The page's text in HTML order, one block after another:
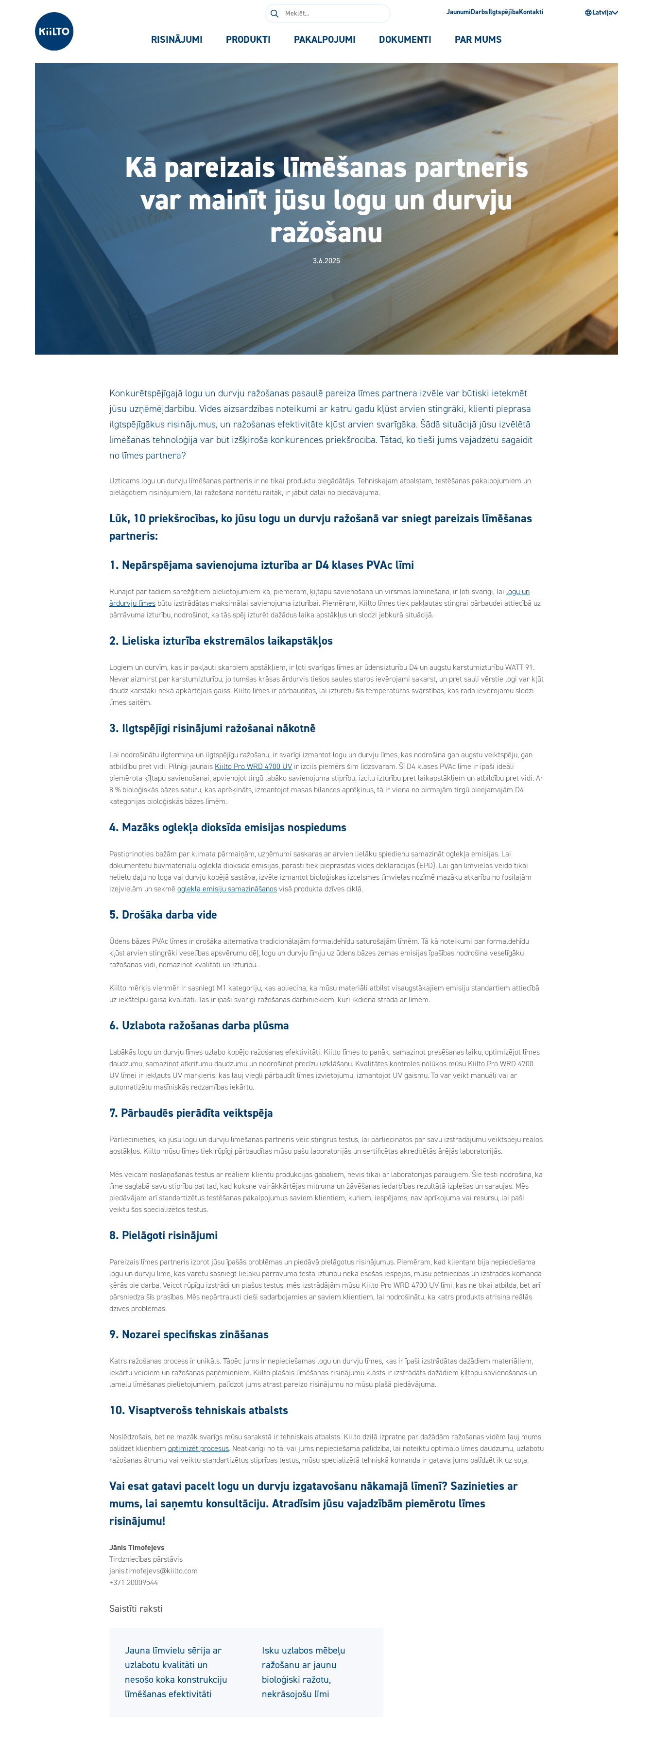
Kiilto Latvija Meklēt: JaunumiDarbsIlgtspējībaKontakti Latvija
RISINĀJUMI PRODUKTI PAKALPOJUMI DOKUMENTI PAR MUMS
Kā pareizais līmēšanas partneris
var mainīt jūsu logu un durvju
ražošanu
3.6.2025
Konkurētspējīgajā logu un durvju ražošanas pasaulē pareiza līmes partnera izvēle var būtiski ietekmēt
jūsu uzņēmējdarbību. Vides aizsardzības noteikumi ar katru gadu kļūst arvien stingrāki, klienti pieprasa
ilgtspējīgākus risinājumus, un ražošanas efektivitāte kļūst arvien svarīgāka. Šādā situācijā jūsu izvēlētā
līmēšanas tehnoloģija var būt izšķiroša konkurences priekšrocība. Tātad, ko tieši jums vajadzētu sagaidīt
no līmes partnera?
Uzticams logu un durvju līmēšanas partneris ir ne tikai produktu piegādātājs. Tehniskajam atbalstam, testēšanas pakalpojumiem un
pielāgotiem risinājumiem, lai ražošana noritētu raitāk, ir jābūt daļai no piedāvājuma.
Lūk, 10 priekšrocības, ko jūsu logu un durvju ražošanā var sniegt pareizais līmēšanas
partneris:
1. Nepārspējama savienojuma izturība ar D4 klases PVAc līmi
Runājot par tādiem sarežģītiem pielietojumiem kā, piemēram, ķīļtapu savienošana un virsmas laminēšana, ir ļoti svarīgi, lai logu un
ārdurvju līmes būtu izstrādātas maksimālai savienojuma izturībai. Piemēram, Kiilto līmes tiek pakļautas stingrai pārbaudei attiecībā uz
pārrāvuma izturību, nodrošinot, ka tās spēj izturēt dažādus laika apstākļus un slodzi jebkurā situācijā.
2. Lieliska izturība ekstremālos laikapstākļos
Logiem un durvīm, kas ir pakļauti skarbiem apstākļiem, ir ļoti svarīgas līmes ar ūdensizturību D4 un augstu karstumizturību WATT 91.
Nevar aizmirst par karstumizturību, jo tumšas krāsas ārdurvis tiešos saules staros ievērojami sakarst, un pret sauli vērstie logi var kļūt
daudz karstāki nekā apkārtējais gaiss. Kiilto līmes ir pārbaudītas, lai izturētu šīs temperatūras svārstības, kas rada ievērojamu slodzi
līmes saitēm.
3. Ilgtspējīgi risinājumi ražošanai nākotnē
Lai nodrošinātu ilgtermiņa un ilgtspējīgu ražošanu, ir svarīgi izmantot logu un durvju līmes, kas nodrošina gan augstu veiktspēju, gan
atbildību pret vidi. Pilnīgi jaunais Kiilto Pro WRD 4700 UV ir izcils piemērs šim līdzsvaram. Šī D4 klases PVAc līme ir īpaši ideāli
piemērota ķīļtapu savienošanai, apvienojot tirgū labāko savienojuma stiprību, izcilu izturību pret laikapstākļiem un atbildību pret vidi. Ar
8 % bioloģiskās bāzes saturu, kas aprēķināts, izmantojot masas bilances aprēķinus, tā ir viena no pirmajām tirgū pieejamajām D4
kategorijas bioloģiskās bāzes līmēm.
4. Mazāks oglekļa dioksīda emisijas nospiedums
Pastiprinoties bažām par klimata pārmaiņām, uzņēmumi saskaras ar arvien lielāku spiedienu samazināt oglekļa emisijas. Lai
dokumentētu būvmateriālu oglekļa dioksīda emisijas, parasti tiek pieprasītas vides deklarācijas (EPD). Lai gan līmvielas veido tikai
nelielu daļu no loga vai durvju kopējā sastāva, izvēle izmantot bioloģiskas izcelsmes līmvielas nozīmē mazāku atkarību no fosilajām
izejvielām un sekmē oglekļa emisiju samazināšanos visā produkta dzīves ciklā.
5. Drošāka darba vide
Ūdens bāzes PVAc līmes ir drošāka alternatīva tradicionālajām formaldehīdu saturošajām līmēm. Tā kā noteikumi par formaldehīdu
kļūst arvien stingrāki veselības apsvērumu dēļ, logu un durvju līmju uz ūdens bāzes zemas emisijas īpašības nodrošina veselīgāku
ražošanas vidi, nemazinot kvalitāti un izturību.
Kiilto mērķis vienmēr ir sasniegt M1 kategoriju, kas apliecina, ka mūsu materiāli atbilst visaugstākajiem emisiju standartiem attiecībā
uz iekštelpu gaisa kvalitāti. Tas ir īpaši svarīgi ražošanas darbiniekiem, kuri ikdienā strādā ar līmēm.
6. Uzlabota ražošanas darba plūsma
Labākās logu un durvju līmes uzlabo kopējo ražošanas efektivitāti. Kiilto līmes to panāk, samazinot presēšanas laiku, optimizējot līmes
daudzumu, samazinot atkritumu daudzumu un nodrošinot precīzu uzklāšanu. Kvalitātes kontroles nolūkos mūsu Kiilto Pro WRD 4700
UV līmei ir iekļauts UV marķieris, kas ļauj viegli pārbaudīt līmes izvietojumu, izmantojot UV gaismu. To var veikt manuāli vai ar
automatizētu mašīniskās redzamības iekārtu.
7. Pārbaudēs pierādīta veiktspēja
Pārliecinieties, ka jūsu logu un durvju līmēšanas partneris veic stingrus testus, lai pārliecinātos par savu izstrādājumu veiktspēju reālos
apstākļos. Kiilto mūsu līmes tiek rūpīgi pārbaudītas mūsu pašu laboratorijās un sertificētas akreditētās ārējās laboratorijās.
Mēs veicam noslāņošanās testus ar reāliem klientu produkcijas gabaliem, nevis tikai ar laboratorijas paraugiem. Šie testi nodrošina, ka
līme saglabā savu stiprību pat tad, kad koksne vairākkārtējas mitruma un žāvēšanas iedarbības rezultātā izplešas un saraujas. Mēs
piedāvājam arī standartizētus testēšanas pakalpojumus saviem klientiem, kuriem, iespējams, nav aprīkojuma vai resursu, lai paši
veiktu šos specializētos testus.
8. Pielāgoti risinājumi
Pareizais līmes partneris izprot jūsu īpašās problēmas un piedāvā pielāgotus risinājumus. Piemēram, kad klientam bija nepieciešama
logu un durvju līme, kas varētu sasniegt lielāku pārrāvuma testa izturību nekā esošās iespējas, mūsu pētniecības un izstrādes komanda
ķērās pie darba. Veicot rūpīgu izstrādi un plašus testus, mēs izstrādājām mūsu Kiilto Pro WRD 4700 UV līmi, kas ne tikai atbilda, bet arī
pārsniedza šīs prasības. Mēs nepārtraukti cieši sadarbojamies ar saviem klientiem, lai nodrošinātu, ka katrs produkts atrisina reālās
dzīves problēmas.
9. Nozarei specifiskas zināšanas
Katrs ražošanas process ir unikāls. Tāpēc jums ir nepieciešamas logu un durvju līmes, kas ir īpaši izstrādātas dažādiem materiāliem,
iekārtu veidiem un ražošanas paņēmieniem. Kiilto plašais līmēšanas risinājumu klāsts ir izstrādāts dažādiem ķīļtapu savienošanas un
lamelu līmēšanas pielietojumiem, palīdzot jums atrast pareizo risinājumu no mūsu plašā piedāvājuma.
10. Visaptverošs tehniskais atbalsts
Noslēdzošais, bet ne mazāk svarīgs mūsu sarakstā ir tehniskais atbalsts. Kiilto dziļā izpratne par dažādām ražošanas vidēm ļauj mums
palīdzēt klientiem optimizēt procesus. Neatkarīgi no tā, vai jums nepieciešama palīdzība, lai noteiktu optimālo līmes daudzumu, uzlabotu
ražošanas ātrumu vai veiktu standartizētus stiprības testus, mūsu specializētā tehniskā komanda ir gatava jums palīdzēt ik uz soļa.
Vai esat gatavi pacelt logu un durvju izgatavošanu nākamajā līmenī? Sazinieties ar
mums, lai saņemtu konsultāciju. Atradīsim jūsu vajadzībām piemērotu līmes
risinājumu!
Jānis Timofejevs
Tirdzniecības pārstāvis
janis.timofejevs@kiilto.com
+371 20009544
Saistīti raksti
Jauna līmvielu sērija ar
uzlabotu kvalitāti un
nesošo koka konstrukciju
līmēšanas efektivitāti
Isku uzlabos mēbeļu
ražošanu ar jaunu
bioloģiski ražotu,
nekrāsojošu līmi